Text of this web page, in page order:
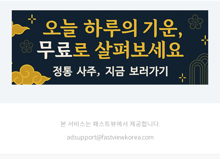
본 서비스는 패스트뷰에서 제공합니다.
adsupport@fastviewkorea.com